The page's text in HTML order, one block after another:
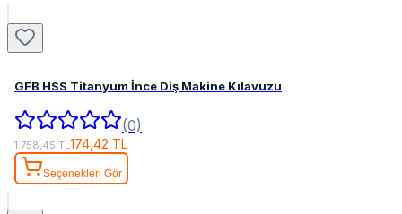
GFB HSS Titanyum İnce Diş Makine Kılavuzu
(0)
1.758,45 TL 174,42 TL
Seçenekleri Gör